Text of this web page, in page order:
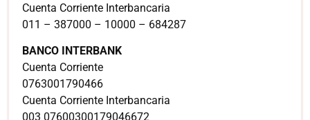
Cuenta Corriente Interbancaria
011 – 387000 – 10000 – 684287
BANCO INTERBANK
Cuenta Corriente
0763001790466
Cuenta Corriente Interbancaria
003 07600300179046672